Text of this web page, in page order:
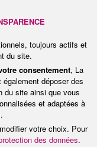
qui
des
induit. Du
toujours actifs et
du site.
consentement, La
déposer des
du site ainsi que vous
et adaptées à
votre choix. Pour
des données.